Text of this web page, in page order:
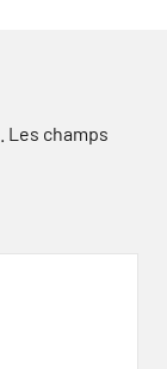
Les champs